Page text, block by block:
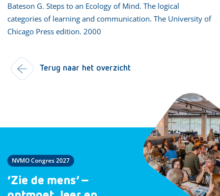
Bateson G. Steps to an Ecology of Mind. The logical
categories of learning and communication. The University of
Chicago Press edition. 2000
Terug naar het overzicht
NVMO Congres 2027
‘Zie de mens’ –